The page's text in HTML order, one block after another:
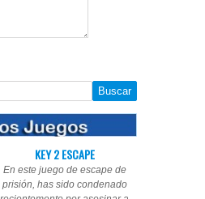
KEY 2 ESCAPE
En este juego de escape de
prisión, has sido condenado